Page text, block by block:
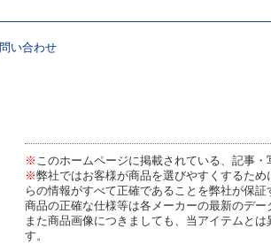
い合わせ
※ このホームページに掲載されている、記事
※弊社ではお客様が商品を選びやすくするた
らの情報がすべて正確であることを弊社が保
商品の正確な仕様等は各メーカーの最新のデ
また商品画像につきましても、当アイテムと
す。